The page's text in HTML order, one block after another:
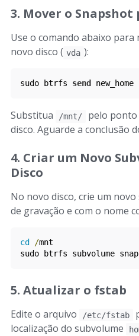
3. Mover o Snapshot
Use o comando abaixo
novo disco ( vda ):
sudo btrfs send new_home
Substitua /mnt/
pelo
disco. Aguarde a conclusão
4. Criar um Novo
Disco
No novo disco, crie um
de gravação e com o nome
cd /mnt
sudo btrfs subvolume
5. Atualizar o fstab
Edite o arquivo /etc/fstab
localização do subvolume